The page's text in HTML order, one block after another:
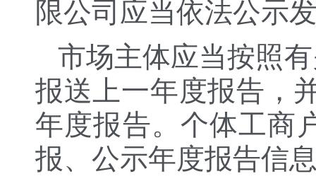
限公司应当依法公示
市场主体应当按照
报送上一年度报告，
年度报告。个体工商
报、公示年度报告信